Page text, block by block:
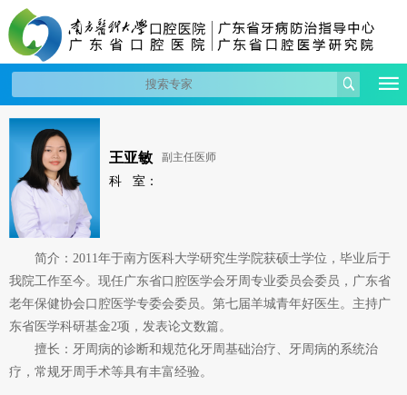
王亚敏 副主任医师
科 室：
简介：2011年于南方医科大学研究生学院获硕士学位，毕业后于
我院工作至今。现任广东省口腔医学会牙周专业委员会委员，广东省
老年保健协会口腔医学专委会委员。第七届羊城青年好医生。主持广
东省医学科研基金2项，发表论文数篇。
擅长：牙周病的诊断和规范化牙周基础治疗、牙周病的系统治
疗，常规牙周手术等具有丰富经验。